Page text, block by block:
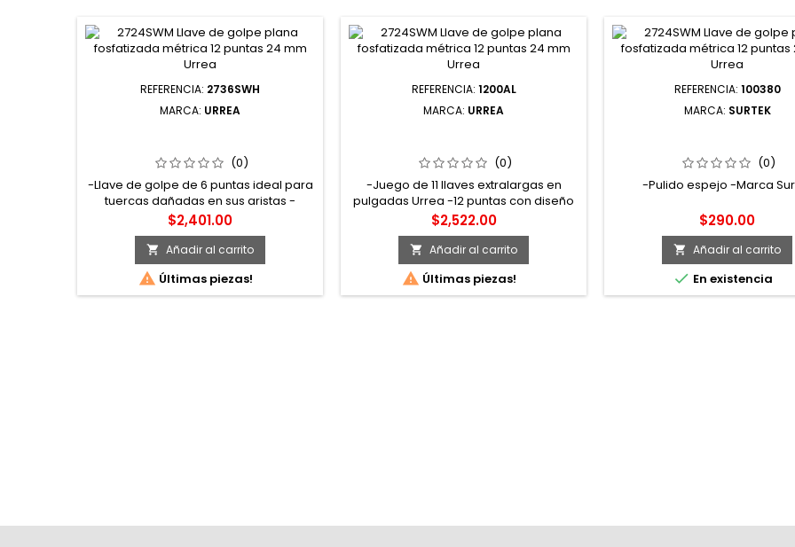
REFERENCIA: 2736SWH
MARCA: URREA
PUNTAS 2-1/4" URREA
(0)
-Llave de golpe de 6 puntas ideal para
tuercas dañadas en sus aristas -
Recomendadas para trabajos de uso
rudo por su mayor superficie de
contacto con respecto a la tuerca -
Mayor manejabilidad y aproximación
de fácil acceso a tuercas o tornillos de
difícil acceso -Zona de golpe más
Precio
$2,401.00
 Añadir al carrito
 Últimas piezas!
REFERENCIA: 1200AL
MARCA: URREA
PULIDO ESPEJO ENPULGADAS 12
PUNTAS 11 PIEZAS URREA
(0)
-Juego de 11 llaves extralargas en
pulgadas Urrea -12 puntas con diseño
lobular que permite un ángulo de
recuperación de 30° para agilizar el
trabajo. -Resistente recubrimiento
níquel - cromo, acabado cromado
pulido espejo que evita la corrosión. -
Ofrece un 35% más de torque que una
Precio
$2,522.00
 Añadir al carrito
 Últimas piezas!
REFERENCIA: 100380
MARCA: SURTEK
SURTEK (0)
-Pulido espejo -Marca
Precio
$290.00
 Añadir al carrito
 En existencia